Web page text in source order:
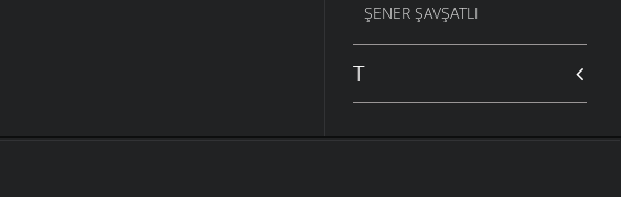
ŞENER ŞAVŞATLI
T